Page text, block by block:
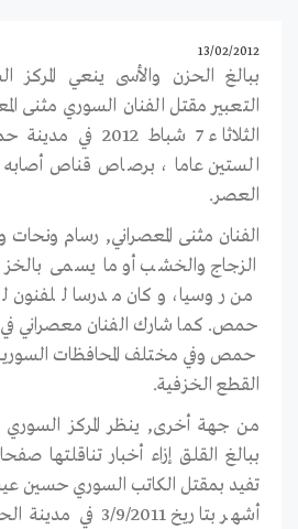
13/02/2012
ببالغ الحزن والأسى ينعي المركز
التعبير مقتل الفنان السوري مثنى
الثلاثاء 7 شباط
الستين عاما ، برصاص قناص
العصر.
الفنان مثنى المعصراني, رسام
الزجاج والخشب أو ما يسمى
من روسيا، وكان مدرسا للفنون
حمص. كما شارك الفنان معصراني في
حمص وفي مختلف المحافظات السورية
القطع الخزفية.
من جهة أخرى, ينظر المركز السوري
ببالغ القلق إزاء أخبار تناقلتها
تفيد بمقتل الكاتب السوري حسين
أشهر بتاريخ 3/9/